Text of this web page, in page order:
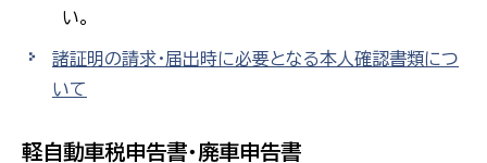
い。
諸証明の請求・届出時に必要となる本人確認書類につ
いて
軽自動車税申告書・廃車申告書